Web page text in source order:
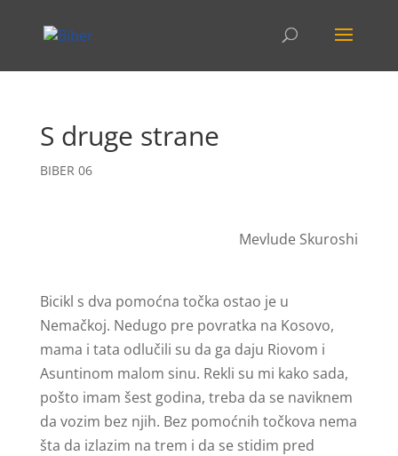
S druge strane
BIBER 06
Mevlude Skuroshi
Bicikl s dva pomoćna točka ostao je u
Nemačkoj. Nedugo pre povratka na Kosovo,
mama i tata odlučili su da ga daju Riovom i
Asuntinom malom sinu. Rekli su mi kako sada,
pošto imam šest godina, treba da se naviknem
da vozim bez njih. Bez pomoćnih točkova nema
šta da izlazim na trem i da se stidim pred